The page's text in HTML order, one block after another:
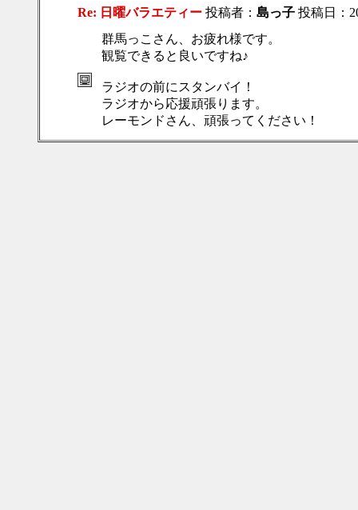
Re: 日曜バラエティー 投稿者： 島っ子 投稿日：
群馬っこさん、お疲れ様です。
観覧できると良いですね♪
ラジオの前にスタンバイ！
ラジオから応援頑張ります。
レーモンドさん、頑張ってください！